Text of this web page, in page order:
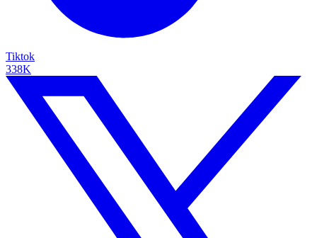
Tiktok
338K